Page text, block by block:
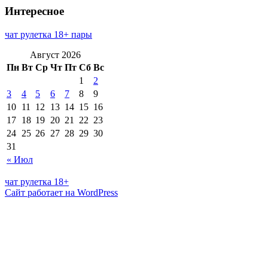
Интересное
чат рулетка 18+ пары
Август 2026
Пн Вт Ср Чт Пт Сб Вс
« Июл
1
2
3
4 5 6 7 8
9
10 11 12 13 14 15 16
17 18 19 20 21 22 23
24 25 26 27 28 29 30
31
чат рулетка 18+
Сайт работает на WordPress